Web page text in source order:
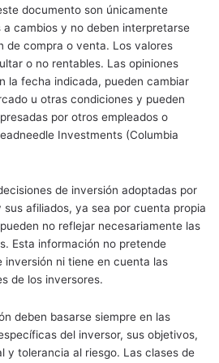
documento son únicamente
cambios y no deben interpretarse
de compra o venta. Los valores
o no rentables. Las opiniones
la fecha indicada, pueden cambiar
u otras condiciones y pueden
por otros empleados o
Investments (Columbia
de inversión adoptadas por
sus afiliados, ya sea por cuenta propia
no reflejar necesariamente las
Esta información no pretende
inversión ni tiene en cuenta las
de los inversores.
deben basarse siempre en las
del inversor, sus objetivos,
y tolerancia al riesgo. Las clases de